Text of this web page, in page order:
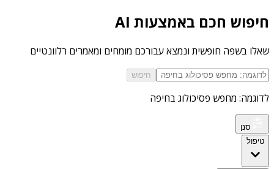
חיפוש חכם באמצעות AI
שאלו בשפה חופשית ונמצא עבורכם מומחים ומאמרים רלוונטיים
חיפוש
לדוגמה: מחפש פסיכולוג בחיפה
סנן
טיפול